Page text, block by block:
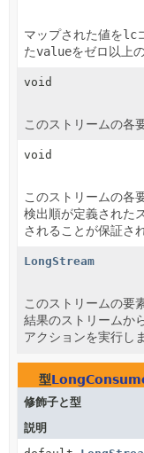
マップされた値をlc
たvalueをゼロ以上
void
このストリームの各
void
このストリームの各
検出順が定義された
されることが保証さ
LongStream
このストリームの要
結果のストリームか
アクションを実行し
型
修飾子と型
説明